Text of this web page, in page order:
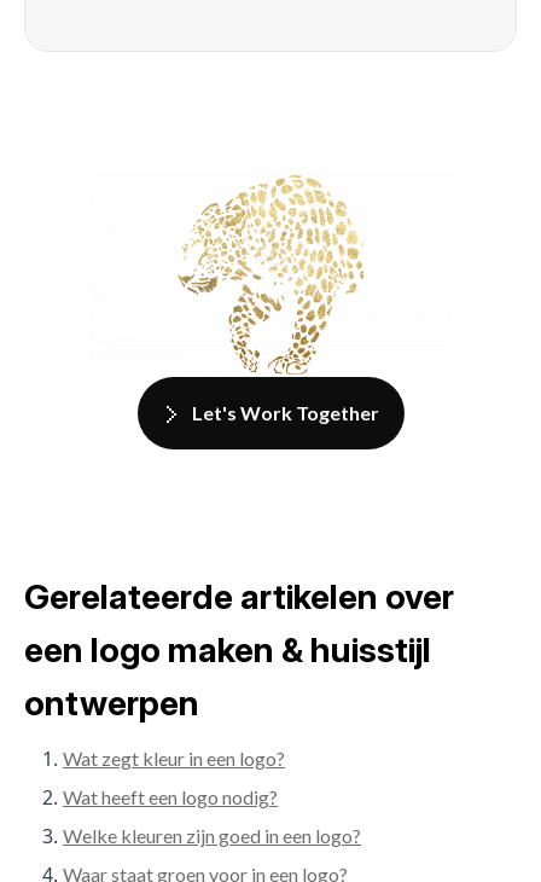
Let's Work Together
Gerelateerde artikelen over
een logo maken & huisstijl
ontwerpen
Wat zegt kleur in een logo?
Wat heeft een logo nodig?
Welke kleuren zijn goed in een logo?
Waar staat groen voor in een logo?